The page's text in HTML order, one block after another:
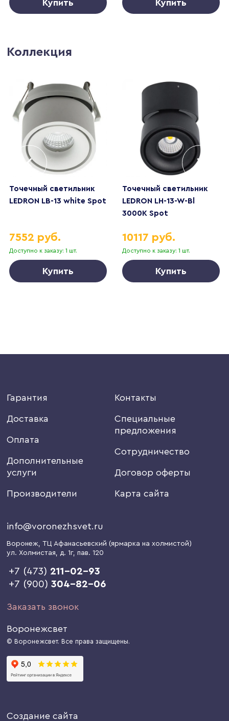
Купить Купить
Коллекция
Точечный светильник
LEDRON LB-13 white Spot
Доступно к заказу: 1 шт.
7552 руб.
Купить
Точечный светильник
LEDRON LH-13-W-Bl
3000K Spot
Доступно к заказу: 1 шт.
10117 руб.
Купить
Гарантия
Доставка
Оплата
Дополнительные
услуги
Производители
Контакты
Специальные
предложения
Сотрудничество
Договор оферты
Карта сайта
info@voronezhsvet.ru
Воронеж, ТЦ Афанасьевский (ярмарка на холмистой)
ул. Холмистая, д. 1г, пав. 120
+7 (473) 211-02-93
+7 (900)304-82-06
Заказать звонок
Воронежсвет
© Воронежсвет. Все права защищены.
Создание сайта